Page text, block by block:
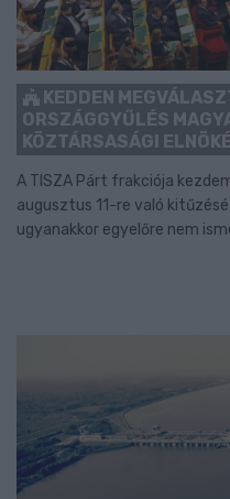
KEDDEN
ORSZÁGGYŰLÉS
KÖZTÁRSASÁGI
A TISZA Párt frakciója
augusztus 11-re való
ugyanakkor egyelőre nem